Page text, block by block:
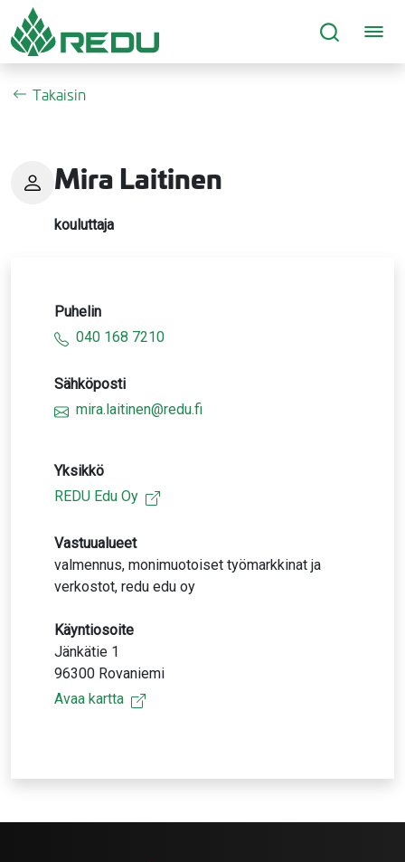
Siirry sivusisältöön
Takaisin
Mira Laitinen
kouluttaja
Puhelin
040 168 7210
Sähköposti
mira.laitinen@redu.fi
Yksikkö
REDU Edu Oy
Vastuualueet
valmennus, monimuotoiset työmarkkinat ja
verkostot, redu edu oy
Käyntiosoite
Jänkätie 1
96300 Rovaniemi
Avaa kartta